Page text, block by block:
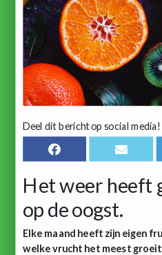
Deel dit bericht op social media!
Het weer heeft
op de oogst.
Elke maand heeft zijn eigen
welke vrucht het meest groeit